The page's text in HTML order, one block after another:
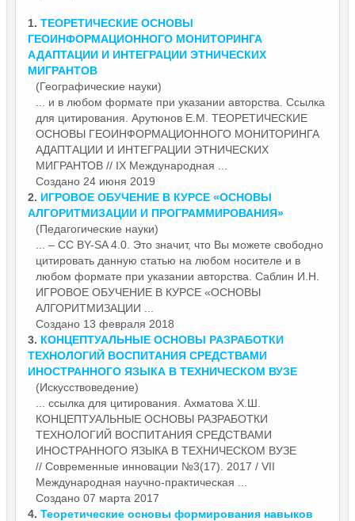
1. ТЕОРЕТИЧЕСКИЕ ОСНОВЫ
ГЕОИНФОРМАЦИОННОГО МОНИТОРИНГА
АДАПТАЦИИ И ИНТЕГРАЦИИ ЭТНИЧЕСКИХ
МИГРАНТОВ
(Географические науки)
... и в любом формате при указании авторства. Ссылка
для цитирования. Арутюнов Е.М. ТЕОРЕТИЧЕСКИЕ
ОСНОВЫ ГЕОИНФОРМАЦИОННОГО МОНИТОРИНГА
АДАПТАЦИИ И ИНТЕГРАЦИИ ЭТНИЧЕСКИХ
МИГРАНТОВ // IX Международная ...
Создано 24 июня 2019
2. ИГРОВОЕ ОБУЧЕНИЕ В КУРСЕ «ОСНОВЫ
АЛГОРИТМИЗАЦИИ И ПРОГРАММИРОВАНИЯ»
(Педагогические науки)
... – CC BY-SA 4.0. Это значит, что Вы можете свободно
цитировать данную статью на любом носителе и в
любом формате при указании авторства. Саблин И.Н.
ИГРОВОЕ ОБУЧЕНИЕ В КУРСЕ «ОСНОВЫ
АЛГОРИТМИЗАЦИИ ...
Создано 13 февраля 2018
3. КОНЦЕПТУАЛЬНЫЕ ОСНОВЫ РАЗРАБОТКИ
ТЕХНОЛОГИЙ ВОСПИТАНИЯ СРЕДСТВАМИ
ИНОСТРАННОГО ЯЗЫКА В ТЕХНИЧЕСКОМ ВУЗЕ
(Искусствоведение)
... ссылка для цитирования. Ахматова Х.Ш.
КОНЦЕПТУАЛЬНЫЕ ОСНОВЫ РАЗРАБОТКИ
ТЕХНОЛОГИЙ ВОСПИТАНИЯ СРЕДСТВАМИ
ИНОСТРАННОГО ЯЗЫКА В ТЕХНИЧЕСКОМ ВУЗЕ
// Современные инновации №3(17). 2017 / VII
Международная научно-практическая ...
Создано 07 марта 2017
4. Теоретические основы формирования навыков